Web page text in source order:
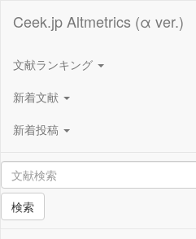
Ceek.jp Altmetrics (α ver.)
文献ランキング
新着文献
新着投稿
検索